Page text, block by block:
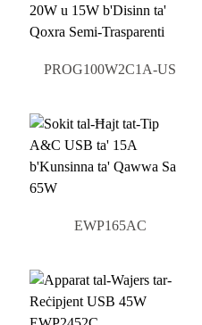
PROG100W2C1A-US
EWP165AC